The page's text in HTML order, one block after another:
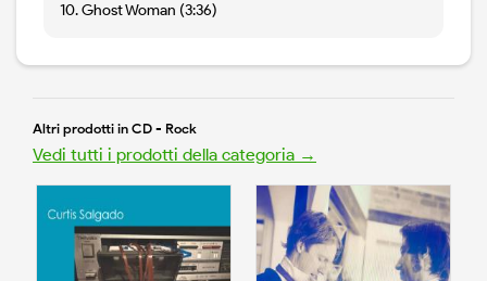
10. Ghost Woman (3:36)
Altri prodotti in CD - Rock
Vedi tutti i prodotti della categoria →